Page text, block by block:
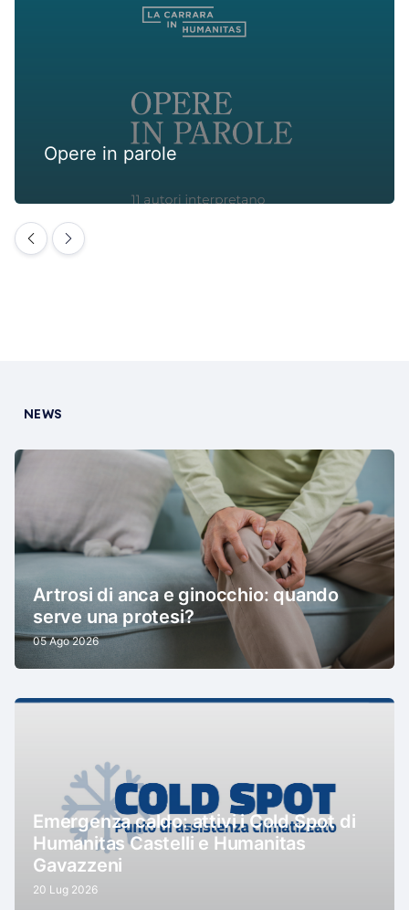
Opere in parole
NEWS
Artrosi di anca e ginocchio: quando
serve una protesi?
05 Ago 2026
Emergenza caldo: attivi i Cold Spot di
Humanitas Castelli e Humanitas
Gavazzeni
20 Lug 2026